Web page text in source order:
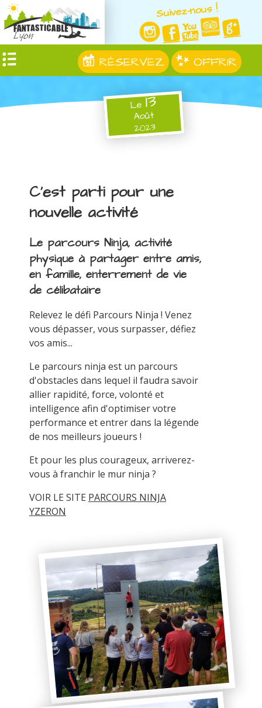
Suivez-nous !
RÉSERVEZ OFFRIR
Le13
Août
2023
C'est parti pour une
nouvelle activité
Le parcours Ninja, activité
physique à partager entre amis,
en famille, enterrement de vie
de célibataire
Relevez le défi Parcours Ninja ! Venez
vous dépasser, vous surpasser, défiez
vos amis...
Le parcours ninja est un parcours
d'obstacles dans lequel il faudra savoir
allier rapidité, force, volonté et
intelligence afin d'optimiser votre
performance et entrer dans la légende
de nos meilleurs joueurs !
Et pour les plus courageux, arriverez-
vous à franchir le mur ninja ?
VOIR LE SITE PARCOURS NINJA
YZERON